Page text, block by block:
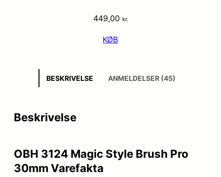
449,00 kr.
KØB
BESKRIVELSE ANMELDELSER (45)
Beskrivelse
OBH 3124 Magic Style Brush Pro
30mm Varefakta